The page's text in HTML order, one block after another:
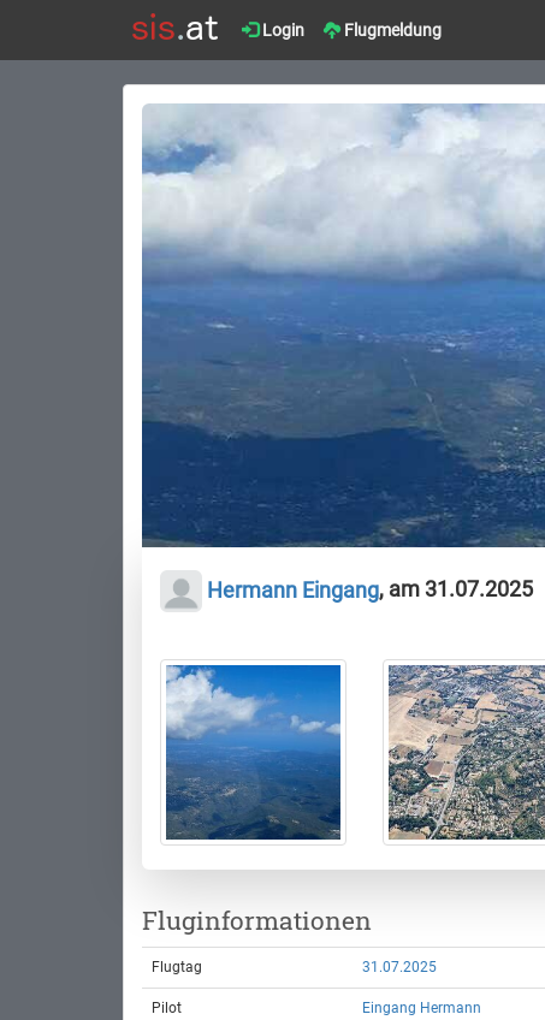
Login Flugmeldung
Hermann Eingang, am 31.07.2025
Fluginformationen
Flugtag 31.07.2025
Pilot Eingang Hermann